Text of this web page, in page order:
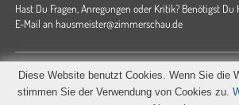
Hast Du Fragen, Anregungen oder Kritik? Benötigst
E-Mail an hausmeister@zimmerschau.de
Forum Magazin AGB Presse Datenschutz
Hausordnung
Diese Website benutzt Cookies. Wenn Sie die
stimmen Sie der Verwendung von Cookies zu.